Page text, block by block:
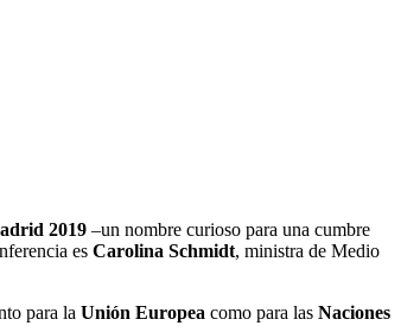
2019 –un nombre curioso para una cumbre
es Carolina Schmidt, ministra de Medio
para la Unión Europea como para las Naciones